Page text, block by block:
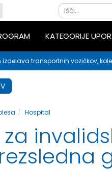
KATEGORIJE
izdelava transportnih vozičkov,
Hospital
za